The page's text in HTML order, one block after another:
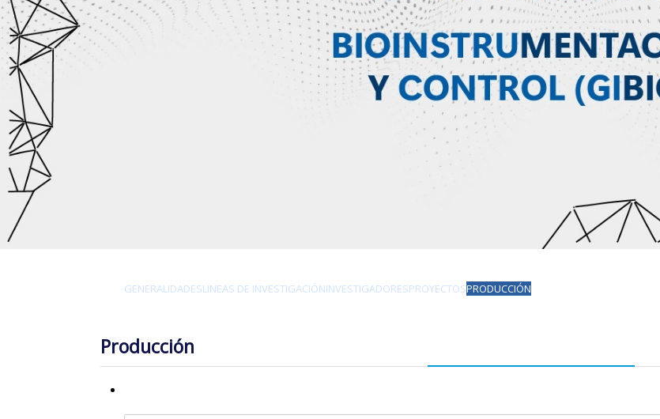
GENERALIDADESLINEAS DE INVESTIGACIÓNINVESTIGADORESPROYECTOSPRODUCCIÓN
Producción